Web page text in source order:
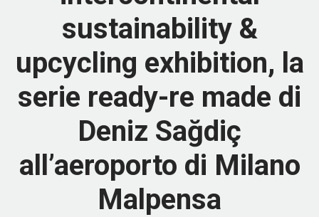
sustainability &
upcycling exhibition, la
serie ready-re made di
Deniz Sağdiç
all’aeroporto di Milano
Malpensa